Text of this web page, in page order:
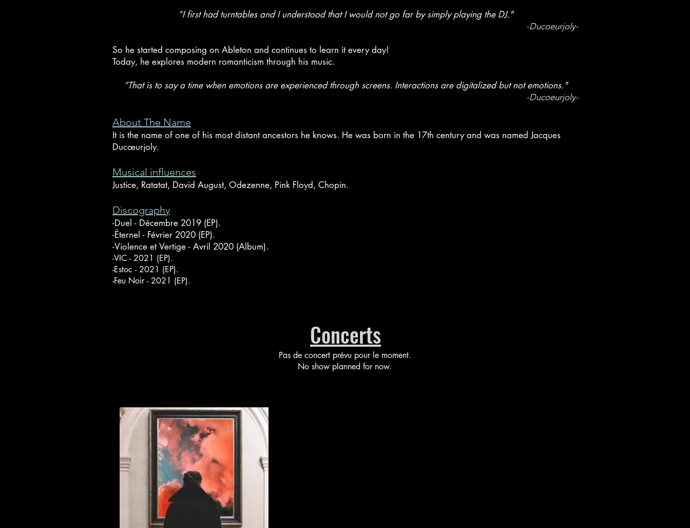
“I first had turntables and I understood that I would not go far by simply playing the DJ."
-Ducoeurjoly-
So he started composing on Ableton and continues to learn it every day!
Today, he explores modern romanticism through his music.
“That is to say a time when emotions are experienced through screens. Interactions are digitalized but not emotions."
-Ducoeurjoly-
About The Name
It is the name of one of his most distant ancestors he knows. He was born in the 17th century and was named Jacques
Ducœurjoly.
Musical influences
Justice, Ratatat, David August, Odezenne, Pink Floyd, Chopin.
Discography
-Duel - Décembre 2019 (EP).
-Éternel - Février 2020 (EP).
-Violence et Vertige - Avril 2020 (Album).
-VIC - 2021 (EP).
-Estoc - 2021 (EP).
-Feu Noir - 2021 (EP).
Concerts
Pas de concert prévu pour le moment.
No show planned for now.